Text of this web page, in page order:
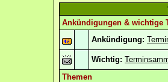
Ankündigungen & wichtige
Ankündigung:
Wichtig:
Themen